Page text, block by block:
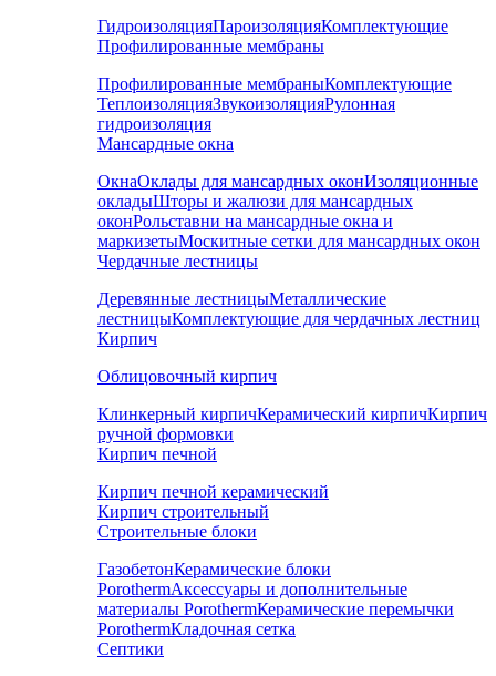
ГидроизоляцияПароизоляцияКомплектующие
Профилированные мембраны
Профилированные мембраныКомплектующие
ТеплоизоляцияЗвукоизоляцияРулонная
гидроизоляция
Мансардные окна
ОкнаОклады для мансардных оконИзоляционные
окладыШторы и жалюзи для мансардных
оконРольставни на мансардные окна и
маркизетыМоскитные сетки для мансардных окон
Чердачные лестницы
Деревянные лестницыМеталлические
лестницыКомплектующие для чердачных лестниц
Кирпич
Облицовочный кирпич
Клинкерный кирпичКерамический кирпичКирпич
ручной формовки
Кирпич печной
Кирпич печной керамический
Кирпич строительный
Строительные блоки
ГазобетонКерамические блоки
PorothermАксессуары и дополнительные
материалы PorothermКерамические перемычки
PorothermКладочная сетка
Септики